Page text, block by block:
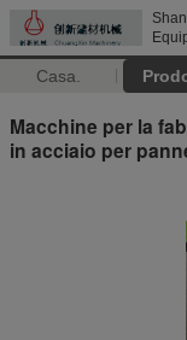
Casa.
Macchine per la
in acciaio per